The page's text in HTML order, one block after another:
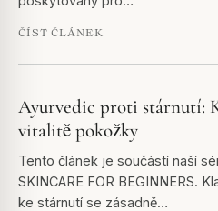
ČÍST ČLÁNEK
Ayurvedic proti stárnutí:
vitalitě pokožky
Tento článek je součástí naší
SKINCARE FOR BEGINNERS.
ke stárnutí se zásadně…